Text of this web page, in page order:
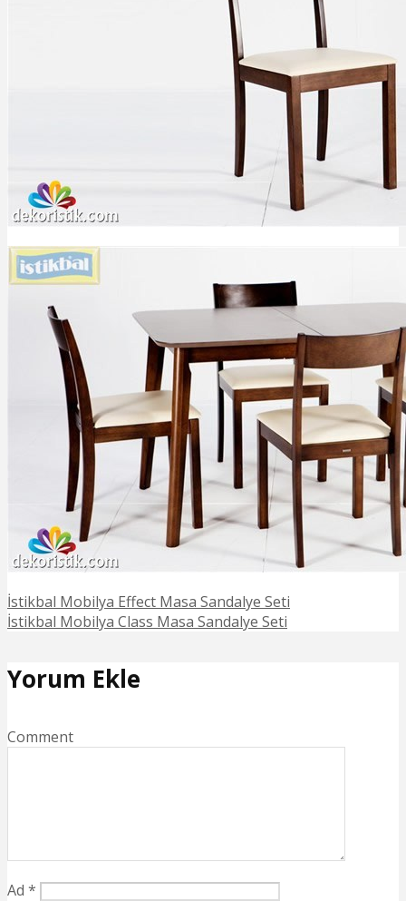
İstikbal Mobilya Effect Masa Sandalye Seti
İstikbal Mobilya Class Masa Sandalye Seti
Yorum Ekle
Comment
Ad *